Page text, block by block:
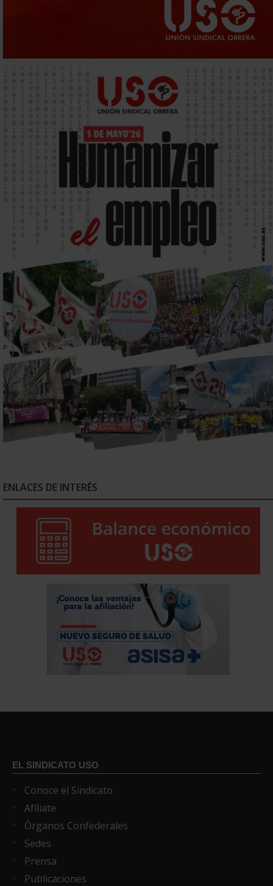
ENLACES DE INTERÉS
EL SINDICATO USO
Conoce el Sindicato
Afíliate
Órganos Confederales
Sedes
Prensa
Publicaciones